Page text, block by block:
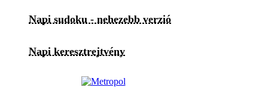
Napi sudoku - nehezebb verzió
Napi keresztrejtvény